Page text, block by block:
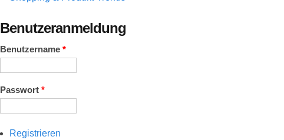
Benutzeranmeldung
Benutzername *
Passwort *
Registrieren